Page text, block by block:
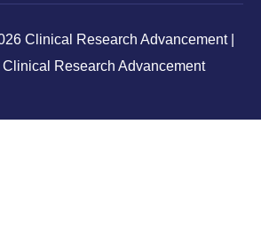
Clinical Research Advancement |
Research Advancement